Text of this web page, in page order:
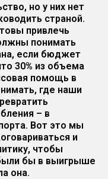
но у них нет
страной.
привлечь
понимать
если бюджет
30% из объема
помощь в
где наши
– в
Вот это мы
и
чтобы
бы в выигрыше
она.